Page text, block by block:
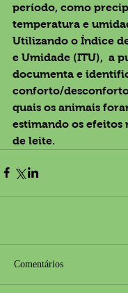
período, como
temperatura e
Utilizando o Índice
e Umidade (ITU),  a
documenta e
conforto/
quais os animais
estimando os efeitos
de leite.
Comentários